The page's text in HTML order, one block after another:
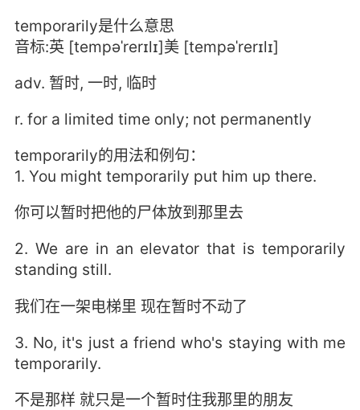
temporarily是什么意思
音标:英 [tempəˈrerɪlɪ]美 [tempəˈrerɪlɪ]
adv. 暂时, 一时, 临时
r. for a limited time only; not permanently
temporarily的用法和例句：
1. You might temporarily put him up there.
你可以暂时把他的尸体放到那里去
2. We are in an elevator that is temporarily
standing still.
我们在一架电梯里 现在暂时不动了
3. No, it's just a friend who's staying with me
temporarily.
不是那样 就只是一个暂时住我那里的朋友